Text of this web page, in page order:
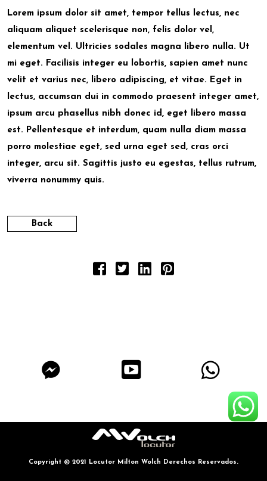
Lorem ipsum dolor sit amet, tempor tellus lectus, nec
aliquam aliquet scelerisque non, felis dolor vel,
elementum vel. Ultricies sodales magna libero nulla. Ut
mi eget. Facilisis integer eu lobortis, sapien amet nunc
velit et varius nec, libero adipiscing, et vitae. Eget in
lectus, accumsan dui in commodo praesent integer amet,
ipsum arcu phasellus nibh donec id, eget libero massa
est. Pellentesque et interdum, quam nulla diam massa
porro molestiae eget, sed urna eget sed, cras orci
integer, arcu sit. Sagittis justo eu egestas, tellus rutrum,
viverra nonummy quis.
Back
Copyright © 2021 Locutor Milton Wolch Derechos Reservados.